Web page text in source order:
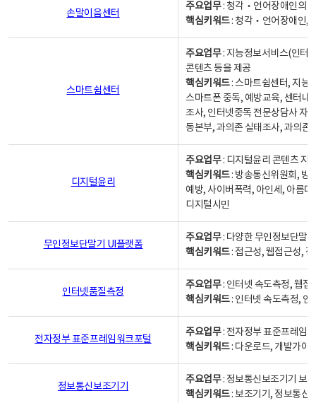
손말이음센터
주요업무: 청각‧언어장애인의
핵심키워드: 청각‧언어장애인,
스마트쉼센터
주요업무: 지능정보서비스(인터
콘텐츠 등을 제공
핵심키워드: 스마트쉼센터, 지능
스마트폰 중독, 예방교육, 센터내
조사, 인터넷중독 전문상담사 자
동본부, 과의존 실태조사, 과의존
디지털윤리
주요업무: 디지털윤리 콘텐츠 지
핵심키워드: 방송통신위원회, 방
예방, 사이버폭력, 아인세, 아름
디지털시민
무인정보단말기 UI플랫폼
주요업무: 다양한 무인정보단말
핵심키워드: 접근성, 웹접근성,
인터넷품질측정
주요업무: 인터넷 속도측정, 웹접
핵심키워드: 인터넷 속도측정, 인
전자정부 표준프레임워크포털
주요업무: 전자정부 표준프레임
핵심키워드: 다운로드, 개발가이
정보통신보조기기
주요업무: 정보통신보조기기 보
핵심키워드: 보조기기, 정보통신